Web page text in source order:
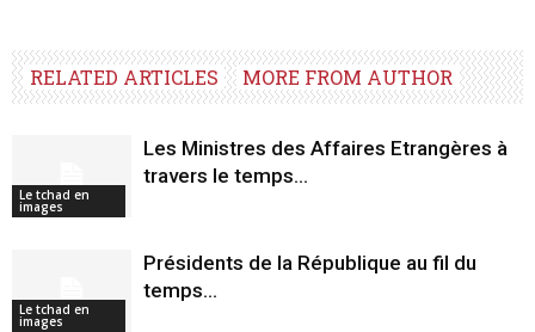
RELATED ARTICLES MORE FROM AUTHOR
Le tchad en
images
Les Ministres des Affaires Etrangères à
travers le temps…
Le tchad en
images
Présidents de la République au fil du
temps…